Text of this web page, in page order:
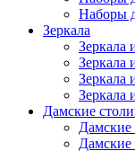
Наборы
Зеркала
Зеркала
Зеркала
Зеркала
Зеркала
Дамские
Дамские
Дамские